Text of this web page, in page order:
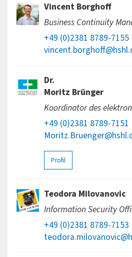
Vincent Borghoff
Business Continuity
+49 (0)2381 8789-7155
Dr.
Moritz Brünger
Koordinator des
+49 (0)2381 8789-7151
Profil
Teodora Milovanovic
Information Security
+49 (0)2381 8789-7153